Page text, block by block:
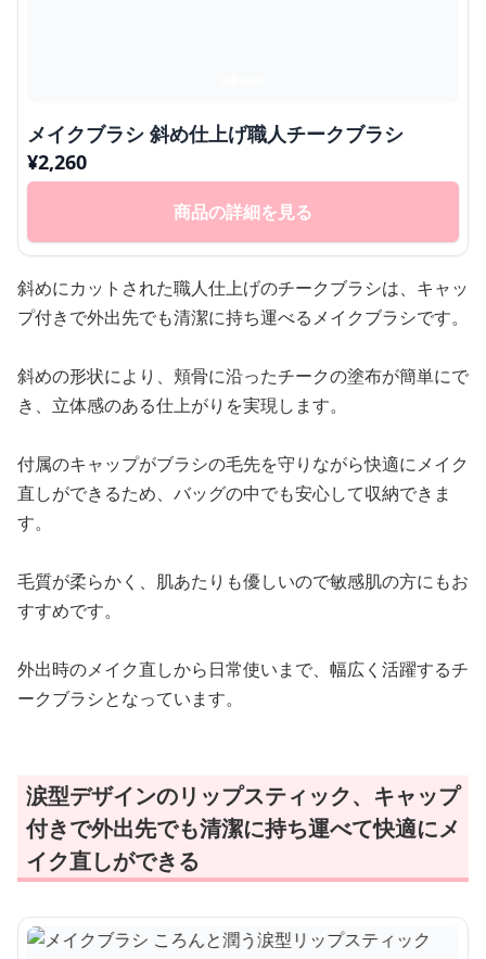
メイクブラシ 斜め仕上げ職人チークブラシ
¥2,260
商品の詳細を見る
斜めにカットされた職人仕上げのチークブラシは、キャッ
プ付きで外出先でも清潔に持ち運べるメイクブラシです。
斜めの形状により、頬骨に沿ったチークの塗布が簡単にで
き、立体感のある仕上がりを実現します。
付属のキャップがブラシの毛先を守りながら快適にメイク
直しができるため、バッグの中でも安心して収納できま
す。
毛質が柔らかく、肌あたりも優しいので敏感肌の方にもお
すすめです。
外出時のメイク直しから日常使いまで、幅広く活躍するチ
ークブラシとなっています。
涙型デザインのリップスティック、キャップ
付きで外出先でも清潔に持ち運べて快適にメ
イク直しができる